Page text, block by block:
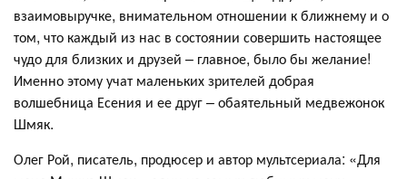
взаимовыручке, внимательном отношении к ближнему и о
том, что каждый из нас в состоянии совершить настоящее
чудо для близких и друзей – главное, было бы желание!
Именно этому учат маленьких зрителей добрая
волшебница Есения и ее друг – обаятельный медвежонок
Шмяк.
Олег Рой, писатель, продюсер и автор мультсериала: «Для